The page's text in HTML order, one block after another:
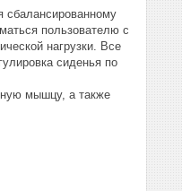
сбалансированному
пользователю с
нагрузки. Все
сиденья по
мышцу, а также